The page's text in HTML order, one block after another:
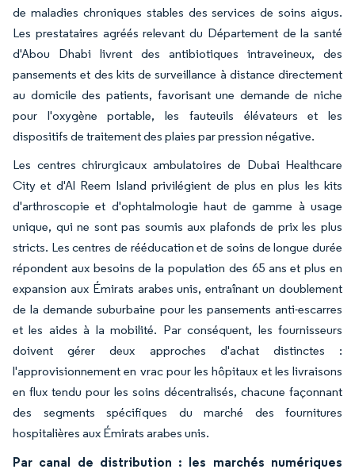
de maladies chroniques stables des services de soins aigus.
Les prestataires agréés relevant du Département de la santé
d'Abou Dhabi livrent des antibiotiques intraveineux, des
pansements et des kits de surveillance à distance directement
au domicile des patients, favorisant une demande de niche
pour l'oxygène portable, les fauteuils élévateurs et les
dispositifs de traitement des plaies par pression négative.
Les centres chirurgicaux ambulatoires de Dubai Healthcare
City et d'Al Reem Island privilégient de plus en plus les kits
d'arthroscopie et d'ophtalmologie haut de gamme à usage
unique, qui ne sont pas soumis aux plafonds de prix les plus
stricts. Les centres de rééducation et de soins de longue durée
répondent aux besoins de la population des 65 ans et plus en
expansion aux Émirats arabes unis, entraînant un doublement
de la demande suburbaine pour les pansements anti-escarres
et les aides à la mobilité. Par conséquent, les fournisseurs
doivent gérer deux approches d'achat distinctes :
l'approvisionnement en vrac pour les hôpitaux et les livraisons
en flux tendu pour les soins décentralisés, chacune façonnant
des segments spécifiques du marché des fournitures
hospitalières aux Émirats arabes unis.
Par canal de distribution : les marchés numériques